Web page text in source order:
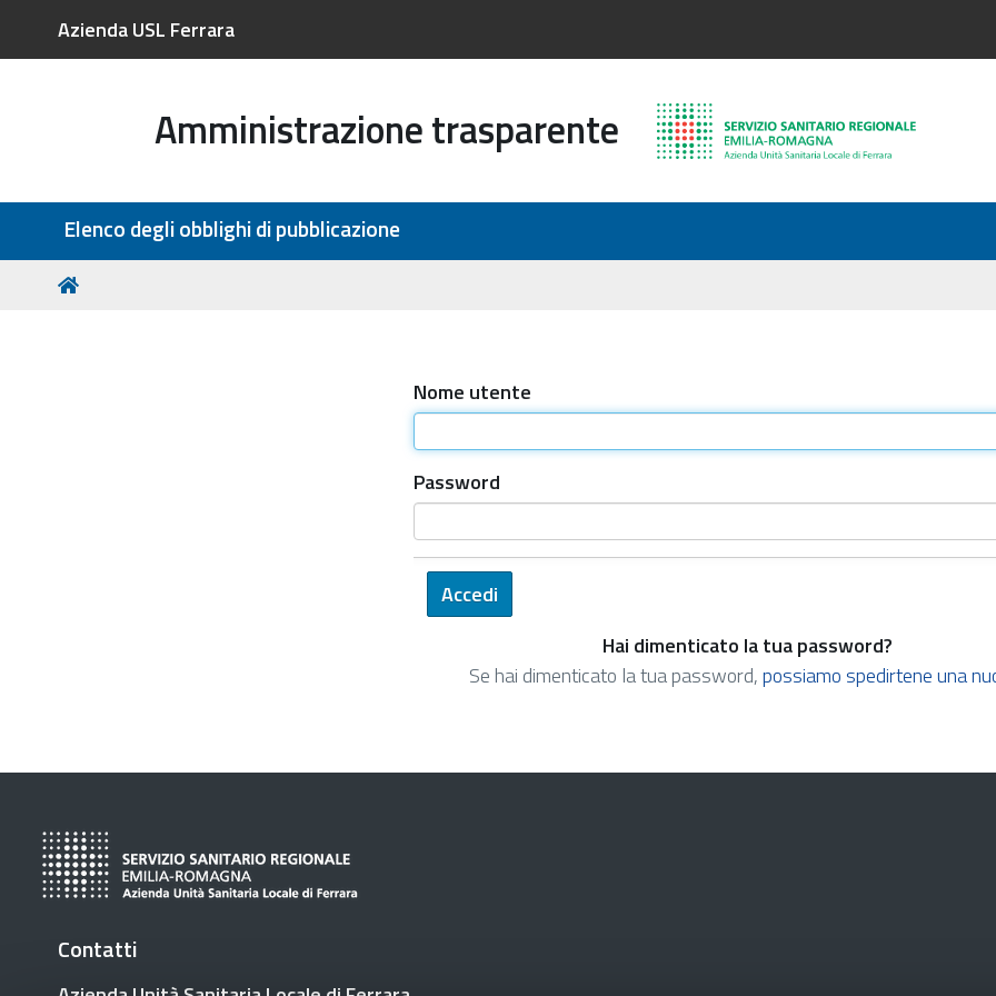
Azienda USL Ferrara
Amministrazione trasparente
Elenco degli obblighi di pubblicazione
Tu
Nome utente
Password
Hai dimenticato la tua password?
Se hai dimenticato la tua password,possiamo spedirtene una
Contatti